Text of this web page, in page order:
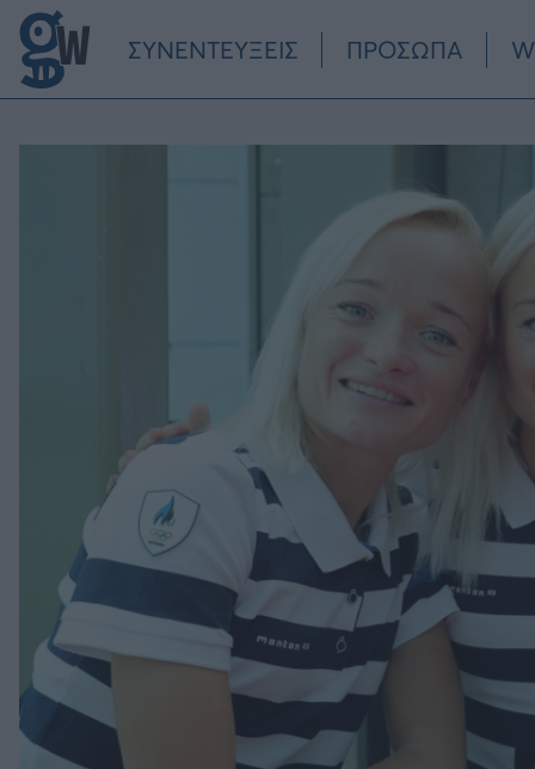
Παράκαμψη προς το κυρίως περιεχόμενο
ΣΥΝΕΝΤΕΥΞΕΙΣ ΠΡΟΣΩΠΑ